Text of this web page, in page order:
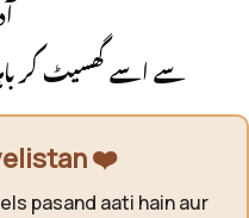
سے اسے گھسیٹ کر باہر
❤️
pasand aati hain aur